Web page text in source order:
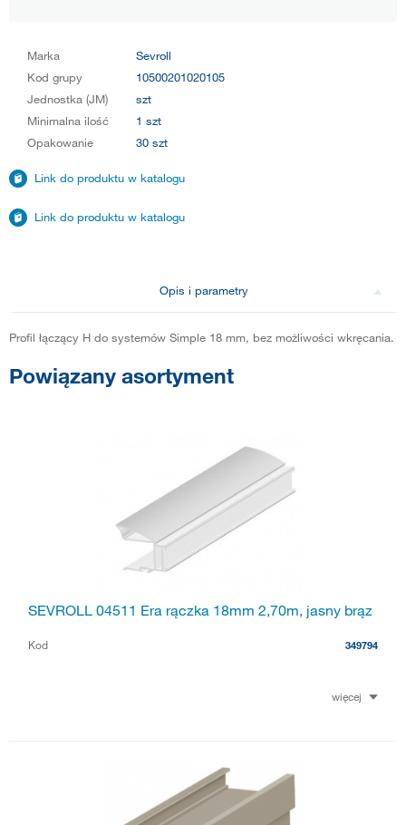
Marka
Sevroll
Kod grupy
10500201020105
Jednostka (JM)
szt
Minimalna ilość
1 szt
Opakowanie
30 szt
Link do produktu w katalogu
Link do produktu w katalogu
Opis i parametry
Profil łączący H do systemów Simple 18 mm, bez możliwości wkręcania.
Powiązany asortyment
SEVROLL 04511 Era rączka 18mm 2,70m, jasny brąz
Kod 349794
więcej